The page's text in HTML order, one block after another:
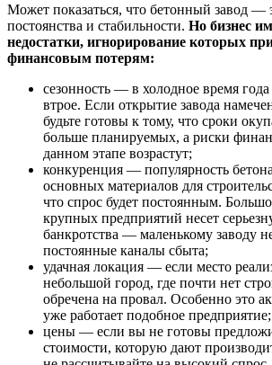
Может показаться, что бетонный завод —
постоянства и стабильности. Но бизнес
недостатки, игнорирование которых
финансовым потерям:
сезонность — в холодное время
втрое. Если открытие завода
будьте готовы к тому, что сроки
больше планируемых, а риски
данном этапе возрастут;
конкуренция — популярность
основных материалов для
что спрос будет постоянным.
крупных предприятий несет
банкротства — маленькому заводу
постоянные каналы сбыта;
удачная локация — если место
небольшой город, где почти нет
обречена на провал. Особенно это
уже работает подобное предприятие;
цены — если вы не готовы
стоимости, которую дают